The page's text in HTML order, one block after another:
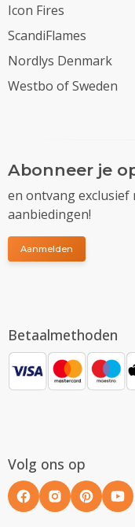
Icon Fires
ScandiFlames
Nordlys Denmark
Westbo of Sweden
Abonneer je
en ontvang exclusief
aanbiedingen!
Aanmelden
Betaalmethoden
Volg ons op